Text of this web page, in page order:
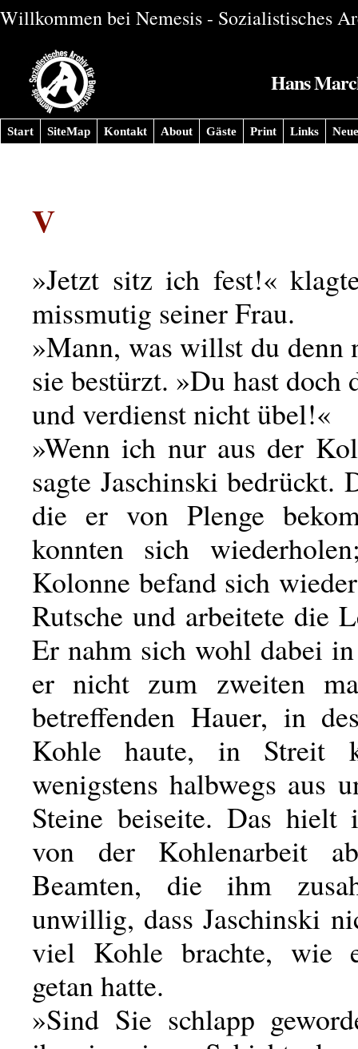
Willkommen bei Nemesis - Sozialistisches
Hans
Start SiteMap Kontakt About Gäste Print Links
V
»Jetzt sitz ich fest!«
missmutig seiner Frau.
»Mann, was willst du denn
sie bestürzt. »Du hast doch
und verdienst nicht übel!«
»Wenn ich nur aus der
sagte Jaschinski bedrückt.
die er von Plenge
konnten sich
Kolonne befand sich
Rutsche und arbeitete die
Er nahm sich wohl dabei
er nicht zum zweiten
betreffenden Hauer, in
Kohle haute, in Streit
wenigstens halbwegs aus
Steine beiseite. Das hielt
von der Kohlenarbeit
Beamten, die ihm
unwillig, dass Jaschinski
viel Kohle brachte, wie
getan hatte.
»Sind Sie schlapp